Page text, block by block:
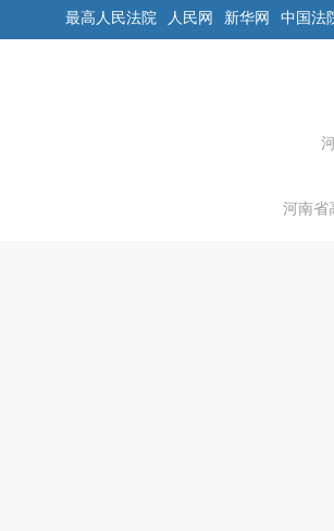
最高人民法院 人民网 新华网 中国法
河南省